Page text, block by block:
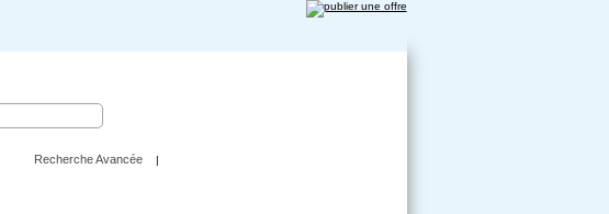
Recherche Avancée |